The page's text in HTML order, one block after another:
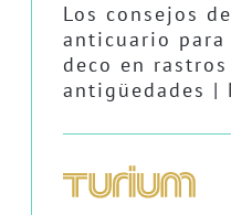
Los consejos
anticuario para
deco en
antigüedades |